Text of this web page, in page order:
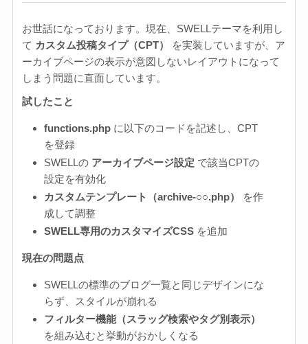
お世話になっております。現在、SWELLテーマを利用し
て カスタム投稿タイプ（CPT）
を実装していますが、ア
ーカイブページの表示が意図しないレイアウトになって
しまう問題に直面しています。
試したこと
functions.phpに以下のコードを記述し、CPT
を登録
SWELLの アーカイブページ設定 で該当CPTの
設定を有効化
カスタムテンプレート（archive-○○.php）
を作
成して調整
SWELL専用のカスタマイズCSSを追加
現在の問題点
SWELLの標準のブログ一覧と同じデザインにな
らず、スタイルが崩れる
フィルター機能（スラッグ検索やタグ別表示）
を組み込むと挙動がおかしくなる